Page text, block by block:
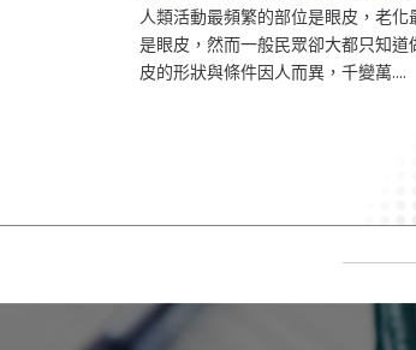
人類活動最頻繁的部位是眼皮，老
是眼皮，然而一般民眾卻大都只知道
皮的形狀與條件因人而異，千變萬....